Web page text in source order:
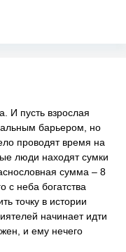
И пусть взрослая
барьером, но
проводят время на
люди находят сумки
сумма – 8
с неба богатства
точку в истории
начинает идти
и ему нечего